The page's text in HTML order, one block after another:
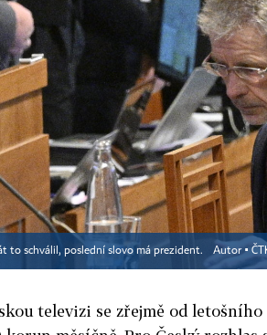
to schválil, poslední slovo má prezident. Autor ▪
televizi se zřejmě od